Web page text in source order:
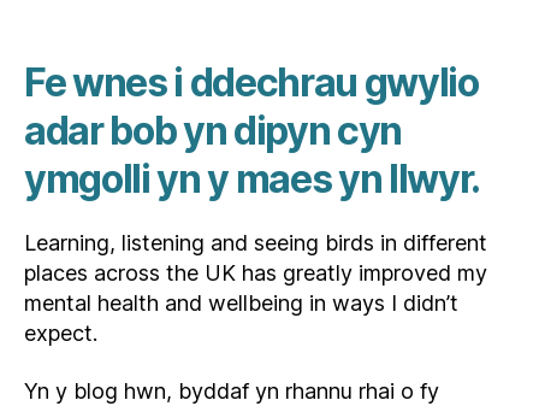
Fe wnes i ddechrau gwylio
adar bob yn dipyn cyn
ymgolli yn y maes yn llwyr.
Learning, listening and seeing birds in different
places across the UK has greatly improved my
mental health and wellbeing in ways I didn’t
expect.
Yn y blog hwn, byddaf yn rhannu rhai o fy